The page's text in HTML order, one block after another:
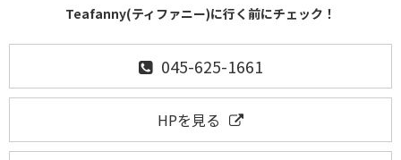
Teafanny(ティファニー)に行く前にチェック！
045-625-1661
HPを見る